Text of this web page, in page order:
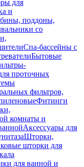
для
и
поддоны,
со
Спа-бассейны с
Бытовые
проточных
фильтров,
Фитинги
комнаты и
Аксессуары для
Шторки,
шторки для
для ванной и